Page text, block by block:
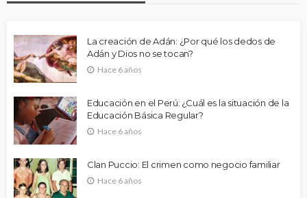
La creación de Adán: ¿Por qué los dedos de
Adán y Dios no se tocan?
Hace 6 años
Educación en el Perú: ¿Cuál es la situación de la
Educación Básica Regular?
Hace 6 años
Clan Puccio: El crimen como negocio familiar
Hace 6 años